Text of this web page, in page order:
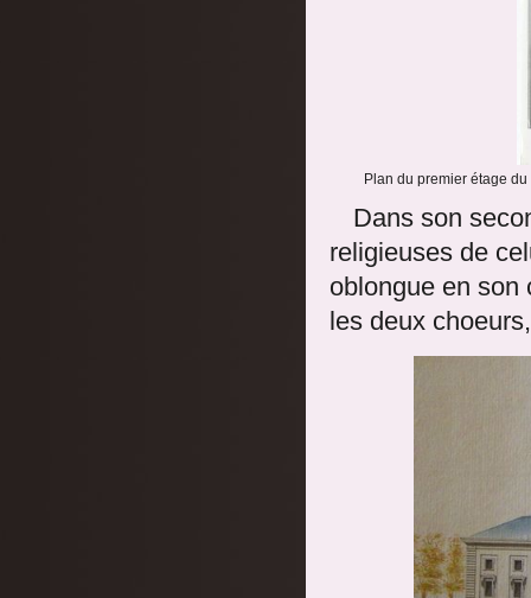
Plan du premier étage
Dans son
religieuses de
oblongue en son
les deux